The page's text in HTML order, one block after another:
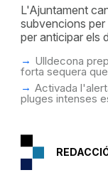
L'Ajuntament
subvencions
per anticipar els
Ulldecona
forta sequera
Activada
pluges intenses